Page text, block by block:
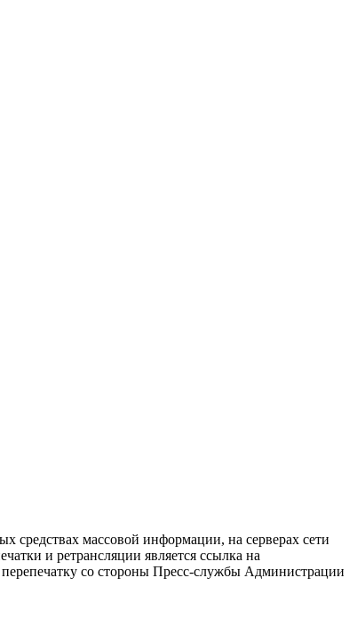
средствах массовой информации, на серверах сети
и ретрансляции является ссылка на
со стороны Пресс-службы Администрации